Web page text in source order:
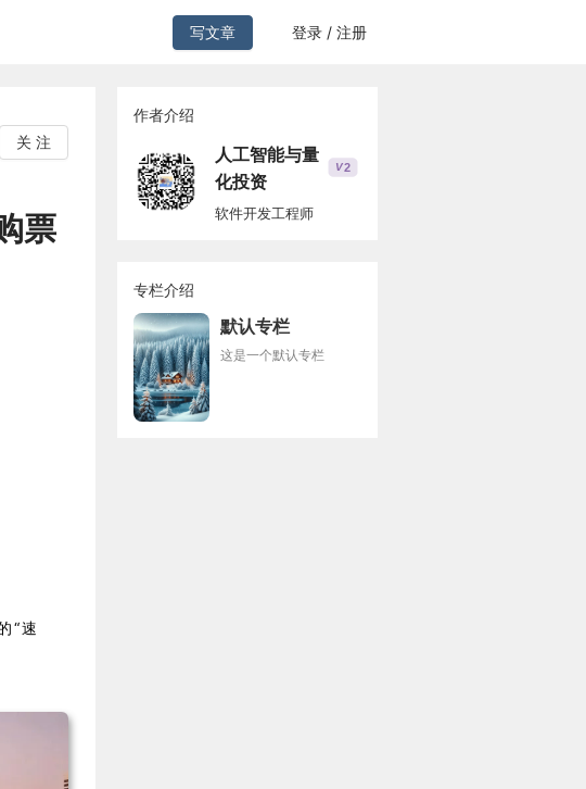
写文章 登录 / 注册
关 注
票
“速
作者介绍
人工智能与量
化投资
V2
软件开发工程师
专栏介绍
默认专栏
这是一个默认专栏